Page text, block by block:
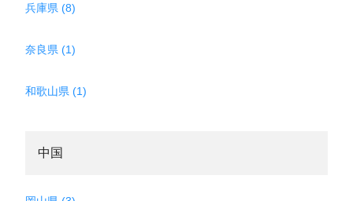
兵庫県 (8)
奈良県 (1)
和歌山県 (1)
中国